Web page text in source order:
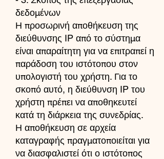
δεδομένων
Η προσωρινή αποθήκευση της
διεύθυνσης IP από το σύστημα
είναι απαραίτητη για να επιτραπεί η
παράδοση του ιστότοπου στον
υπολογιστή του χρήστη. Για το
σκοπό αυτό, η διεύθυνση IP του
χρήστη πρέπει να αποθηκευτεί
κατά τη διάρκεια της συνεδρίας.
Η αποθήκευση σε αρχεία
καταγραφής πραγματοποιείται για
να διασφαλιστεί ότι ο ιστότοπος